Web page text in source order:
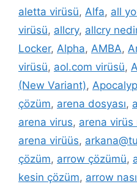
aletta virüsü, Alfa, all
virüsü, allcry, allcry
Locker, Alpha, AMBA,
virüsü, aol.com virüsü,
(New Variant),
çözüm, arena dosyası,
arena virus, arena virüs
arena virüüs,
çözüm, arrow çözümü,
kesin çözüm, arrow